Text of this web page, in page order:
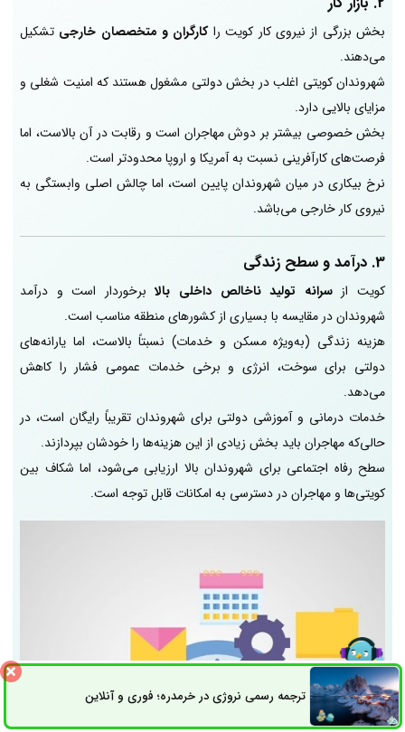
بخش بزرگی از نیروی کار کویت راکارگران و متخصصان خارجی تشکیل
می‌دهند.
شهروندان کویتی اغلب در بخش دولتی مشغول هستند که امنیت شغلی و
مزایای بالایی دارد.
بخش خصوصی بیشتر بر دوش مهاجران است و رقابت در آن بالاست، اما
فرصت‌های کارآفرینی نسبت به آمریکا و اروپا محدودتر است.
نرخ بیکاری در میان شهروندان پایین است، اما چالش اصلی وابستگی به
نیروی کار خارجی می‌باشد.
3. درآمد و سطح زندگی
کویت ازسرانه تولید ناخالص داخلی بالابرخوردار است و درآمد
شهروندان در مقایسه با بسیاری از کشورهای منطقه مناسب است.
هزینه زندگی (به‌ویژه مسکن و خدمات) نسبتاً بالاست، اما یارانه‌های
دولتی برای سوخت، انرژی و برخی خدمات عمومی فشار را کاهش
می‌دهد.
خدمات درمانی و آموزشی دولتی برای شهروندان تقریباً رایگان است، در
حالی‌که مهاجران باید بخش زیادی از این هزینه‌ها را خودشان بپردازند.
سطح رفاه اجتماعی برای شهروندان بالا ارزیابی می‌شود، اما شکاف بین
کویتی‌ها و مهاجران در دسترسی به امکانات قابل توجه است.
ترجمه رسمی نروژی در خرمدره؛ فوری و آنلاینثبت سفارش راه های ارتباطی